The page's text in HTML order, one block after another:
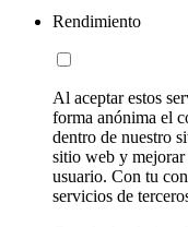
Rendimiento
Al aceptar estos
forma anónima el
dentro de nuestro
sitio web y mejorar
usuario. Con tu
servicios de